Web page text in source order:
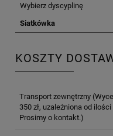
Wybierz dyscyplinę
Siatkówka
KOSZTY
CENA NIE ZAWIERA
Transport zewnętrzny
350 zł, uzależniona od
Prosimy o kontakt.)